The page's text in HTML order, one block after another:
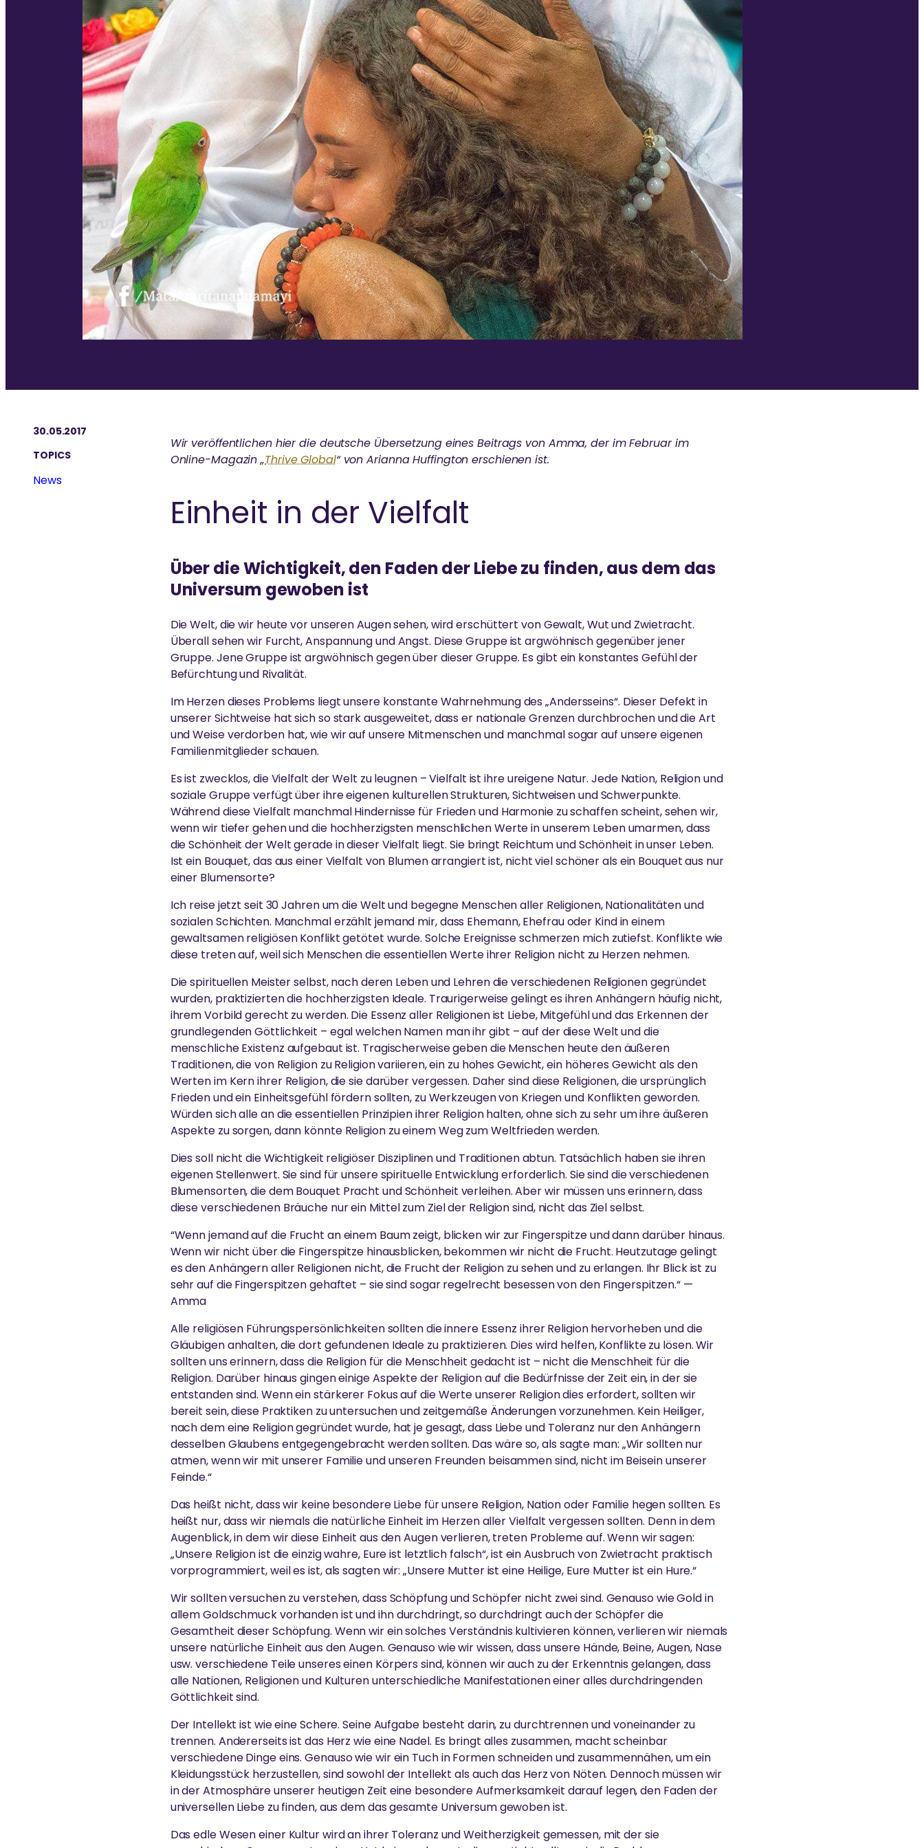
30.05.2017
TOPICS
News
Wir veröffentlichen hier die deutsche Übersetzung eines Beitrags von Amma, der im Februar im
Online-Magazin „Thrive Global“ von Arianna Huffington erschienen ist.
Einheit in der Vielfalt
Über die Wichtigkeit, den Faden der Liebe zu finden, aus dem das
Universum gewoben ist
Die Welt, die wir heute vor unseren Augen sehen, wird erschüttert von Gewalt, Wut und Zwietracht.
Überall sehen wir Furcht, Anspannung und Angst. Diese Gruppe ist argwöhnisch gegenüber jener
Gruppe. Jene Gruppe ist argwöhnisch gegen über dieser Gruppe. Es gibt ein konstantes Gefühl der
Befürchtung und Rivalität.
Im Herzen dieses Problems liegt unsere konstante Wahrnehmung des „Andersseins“. Dieser Defekt in
unserer Sichtweise hat sich so stark ausgeweitet, dass er nationale Grenzen durchbrochen und die Art
und Weise verdorben hat, wie wir auf unsere Mitmenschen und manchmal sogar auf unsere eigenen
Familienmitglieder schauen.
Es ist zwecklos, die Vielfalt der Welt zu leugnen – Vielfalt ist ihre ureigene Natur. Jede Nation, Religion und
soziale Gruppe verfügt über ihre eigenen kulturellen Strukturen, Sichtweisen und Schwerpunkte.
Während diese Vielfalt manchmal Hindernisse für Frieden und Harmonie zu schaffen scheint, sehen wir,
wenn wir tiefer gehen und die hochherzigsten menschlichen Werte in unserem Leben umarmen, dass
die Schönheit der Welt gerade in dieser Vielfalt liegt. Sie bringt Reichtum und Schönheit in unser Leben.
Ist ein Bouquet, das aus einer Vielfalt von Blumen arrangiert ist, nicht viel schöner als ein Bouquet aus nur
einer Blumensorte?
Ich reise jetzt seit 30 Jahren um die Welt und begegne Menschen aller Religionen, Nationalitäten und
sozialen Schichten. Manchmal erzählt jemand mir, dass Ehemann, Ehefrau oder Kind in einem
gewaltsamen religiösen Konflikt getötet wurde. Solche Ereignisse schmerzen mich zutiefst. Konflikte wie
diese treten auf, weil sich Menschen die essentiellen Werte ihrer Religion nicht zu Herzen nehmen.
Die spirituellen Meister selbst, nach deren Leben und Lehren die verschiedenen Religionen gegründet
wurden, praktizierten die hochherzigsten Ideale. Traurigerweise gelingt es ihren Anhängern häufig nicht,
ihrem Vorbild gerecht zu werden. Die Essenz aller Religionen ist Liebe, Mitgefühl und das Erkennen der
grundlegenden Göttlichkeit – egal welchen Namen man ihr gibt – auf der diese Welt und die
menschliche Existenz aufgebaut ist. Tragischerweise geben die Menschen heute den äußeren
Traditionen, die von Religion zu Religion variieren, ein zu hohes Gewicht, ein höheres Gewicht als den
Werten im Kern ihrer Religion, die sie darüber vergessen. Daher sind diese Religionen, die ursprünglich
Frieden und ein Einheitsgefühl fördern sollten, zu Werkzeugen von Kriegen und Konflikten geworden.
Würden sich alle an die essentiellen Prinzipien ihrer Religion halten, ohne sich zu sehr um ihre äußeren
Aspekte zu sorgen, dann könnte Religion zu einem Weg zum Weltfrieden werden.
Dies soll nicht die Wichtigkeit religiöser Disziplinen und Traditionen abtun. Tatsächlich haben sie ihren
eigenen Stellenwert. Sie sind für unsere spirituelle Entwicklung erforderlich. Sie sind die verschiedenen
Blumensorten, die dem Bouquet Pracht und Schönheit verleihen. Aber wir müssen uns erinnern, dass
diese verschiedenen Bräuche nur ein Mittel zum Ziel der Religion sind, nicht das Ziel selbst.
“Wenn jemand auf die Frucht an einem Baum zeigt, blicken wir zur Fingerspitze und dann darüber hinaus.
Wenn wir nicht über die Fingerspitze hinausblicken, bekommen wir nicht die Frucht. Heutzutage gelingt
es den Anhängern aller Religionen nicht, die Frucht der Religion zu sehen und zu erlangen. Ihr Blick ist zu
sehr auf die Fingerspitzen gehaftet – sie sind sogar regelrecht besessen von den Fingerspitzen.“ —
Amma
Alle religiösen Führungspersönlichkeiten sollten die innere Essenz ihrer Religion hervorheben und die
Gläubigen anhalten, die dort gefundenen Ideale zu praktizieren. Dies wird helfen, Konflikte zu lösen. Wir
sollten uns erinnern, dass die Religion für die Menschheit gedacht ist – nicht die Menschheit für die
Religion. Darüber hinaus gingen einige Aspekte der Religion auf die Bedürfnisse der Zeit ein, in der sie
entstanden sind. Wenn ein stärkerer Fokus auf die Werte unserer Religion dies erfordert, sollten wir
bereit sein, diese Praktiken zu untersuchen und zeitgemäße Änderungen vorzunehmen. Kein Heiliger,
nach dem eine Religion gegründet wurde, hat je gesagt, dass Liebe und Toleranz nur den Anhängern
desselben Glaubens entgegengebracht werden sollten. Das wäre so, als sagte man: „Wir sollten nur
atmen, wenn wir mit unserer Familie und unseren Freunden beisammen sind, nicht im Beisein unserer
Feinde.“
Das heißt nicht, dass wir keine besondere Liebe für unsere Religion, Nation oder Familie hegen sollten. Es
heißt nur, dass wir niemals die natürliche Einheit im Herzen aller Vielfalt vergessen sollten. Denn in dem
Augenblick, in dem wir diese Einheit aus den Augen verlieren, treten Probleme auf. Wenn wir sagen:
„Unsere Religion ist die einzig wahre, Eure ist letztlich falsch“, ist ein Ausbruch von Zwietracht praktisch
vorprogrammiert, weil es ist, als sagten wir: „Unsere Mutter ist eine Heilige, Eure Mutter ist ein Hure.“
Wir sollten versuchen zu verstehen, dass Schöpfung und Schöpfer nicht zwei sind. Genauso wie Gold in
allem Goldschmuck vorhanden ist und ihn durchdringt, so durchdringt auch der Schöpfer die
Gesamtheit dieser Schöpfung. Wenn wir ein solches Verständnis kultivieren können, verlieren wir niemals
unsere natürliche Einheit aus den Augen. Genauso wie wir wissen, dass unsere Hände, Beine, Augen, Nase
usw. verschiedene Teile unseres einen Körpers sind, können wir auch zu der Erkenntnis gelangen, dass
alle Nationen, Religionen und Kulturen unterschiedliche Manifestationen einer alles durchdringenden
Göttlichkeit sind.
Der Intellekt ist wie eine Schere. Seine Aufgabe besteht darin, zu durchtrennen und voneinander zu
trennen. Andererseits ist das Herz wie eine Nadel. Es bringt alles zusammen, macht scheinbar
verschiedene Dinge eins. Genauso wie wir ein Tuch in Formen schneiden und zusammennähen, um ein
Kleidungsstück herzustellen, sind sowohl der Intellekt als auch das Herz von Nöten. Dennoch müssen wir
in der Atmosphäre unserer heutigen Zeit eine besondere Aufmerksamkeit darauf legen, den Faden der
universellen Liebe zu finden, aus dem das gesamte Universum gewoben ist.
Das edle Wesen einer Kultur wird an ihrer Toleranz und Weitherzigkeit gemessen, mit der sie